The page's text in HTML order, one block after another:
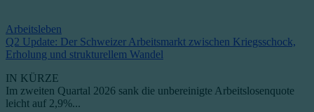
Arbeitsleben
Q2 Update: Der Schweizer Arbeitsmarkt zwischen Kriegsschock,
Erholung und strukturellem Wandel
IN KÜRZE
Im zweiten Quartal 2026 sank die unbereinigte Arbeitslosenquote
leicht auf 2,9%...